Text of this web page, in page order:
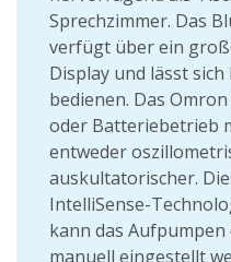
Sprechzimmer. Das
verfügt über ein
Display und lässt
bedienen. Das
oder Batteriebetrieb
entweder
auskultatorischer.
IntelliSense-
kann das
manuell eingestellt